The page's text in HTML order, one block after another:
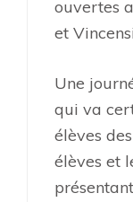
ouvertes
et
Une
qui va
élèves
élèves et